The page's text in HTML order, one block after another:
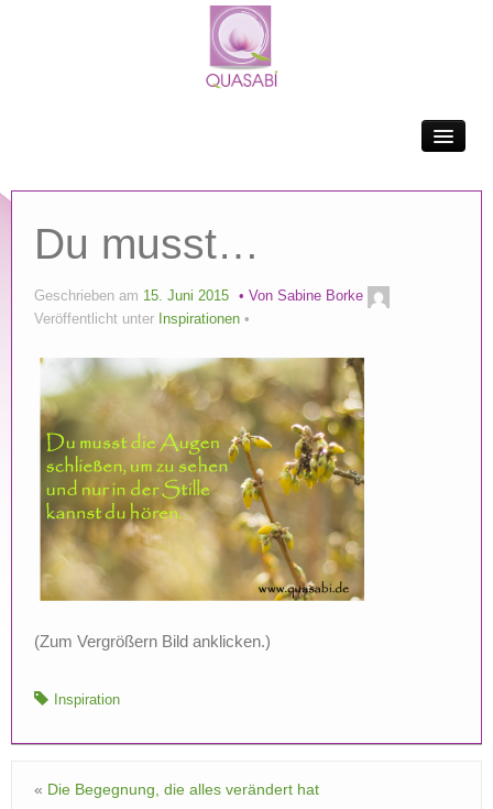
Du musst…
Geschrieben am 15. Juni 2015 Von Sabine Borke
Veröffentlicht unter Inspirationen
(Zum Vergrößern Bild anklicken.)
Inspiration
« Die Begegnung, die alles verändert hat